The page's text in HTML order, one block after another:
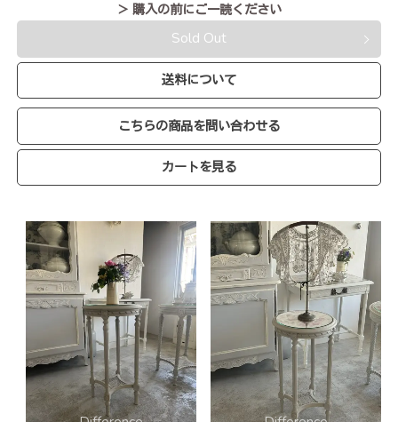
＞ 購入の前にご一読ください
Sold Out
送料について
こちらの商品を問い合わせる
カートを見る